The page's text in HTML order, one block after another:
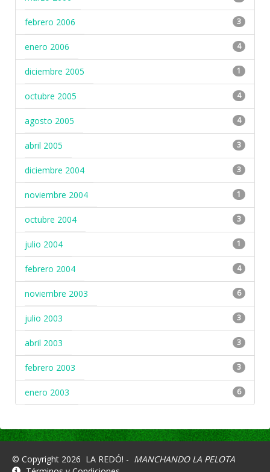
febrero 2006 3
enero 2006 4
diciembre 2005 1
octubre 2005 4
agosto 2005 4
abril 2005 3
diciembre 2004 3
noviembre 2004 1
octubre 2004 3
julio 2004 1
febrero 2004 4
noviembre 2003 6
julio 2003 3
abril 2003 3
febrero 2003 3
enero 2003 6
© Copyright 2026 LA REDÓ! - MANCHANDO LA PELOTA